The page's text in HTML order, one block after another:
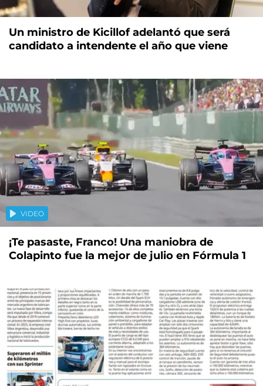
Un ministro de Kicillof adelantó que será
candidato a intendente el año que viene
VIDEO
¡Te pasaste, Franco! Una maniobra de
Colapinto fue la mejor de julio en Fórmula 1